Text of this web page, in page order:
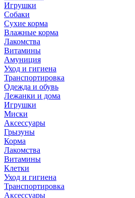
Игрушки
Собаки
Сухие корма
Влажные корма
Лакомства
Витамины
Амуниция
Уход и гигиена
Транспортировка
Одежда и обувь
Лежанки и дома
Игрушки
Миски
Аксессуары
Грызуны
Корма
Лакомства
Витамины
Клетки
Уход и гигиена
Транспортировка
Аксессуары